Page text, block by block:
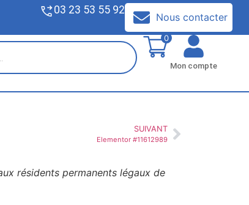
03 23 53 55 92
Nous contacter
0
Mon compte
SUIVANT
Elementor #11612989
résidents permanents légaux de